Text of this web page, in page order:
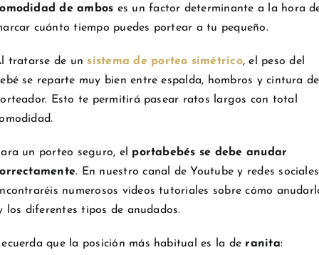
de ambos es un factor determinante a la hora
cuánto tiempo puedes portear a tu pequeño.
tratarse de un sistema de porteo simétrico, el peso del
se reparte muy bien entre espalda, hombros y cintura
Esto te permitirá pasear ratos largos con total
un porteo seguro, el portabebés se debe anudar
. En nuestro canal de Youtube y redes sociales
numerosos videos tutoriales sobre cómo
los diferentes tipos de anudados.
que la posición más habitual es la de ranita: